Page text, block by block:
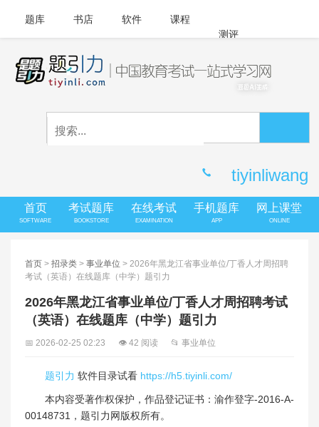
题库 书店 软件
课程
测评
APP下载
tiyinliwang
首页
SOFTWARE
考试题库
BOOKSTORE
在线考试
EXAMINATION
手机题库
APP
网上课堂
ONLINE
首页 > 招录类 > 事业单位 > 2026年黑龙江省事业单位/丁香人才周招聘
考试（英语）在线题库（中学）题引力
2026年黑龙江省事业单位/丁香人才周招聘考试
（英语）在线题库（中学）题引力
📅 2026-02-25 02:23 👁 42 阅读 📂 事业单位
题引力 软件目录试看 https://h5.tiyinli.com/
本内容受著作权保护，作品登记证书：渝作登字-2016-A-
00148731，题引力网版权所有。